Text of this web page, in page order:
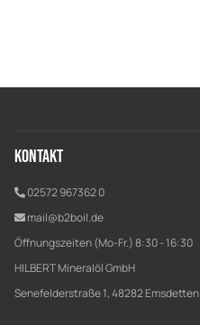
Kontakt
02572 967362 0
mail@b2boil.de
Öffnungszeiten (Mo-Fr.) 8:30 - 16:30
HILBERT Mineralöl GmbH
Senefelderstraße 1, 48282 Emsdetten